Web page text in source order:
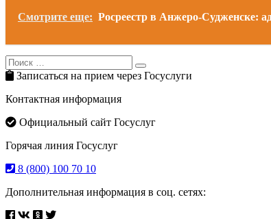
Смотрите еще: Росреестр в Анжеро-Судженске:
Search
for:
Search
Записаться на прием через Госуслуги
Контактная информация
Официальный сайт Госуслуг
Горячая линия Госуслуг
8 (800) 100 70 10
Дополнительная информация в соц. сетях: